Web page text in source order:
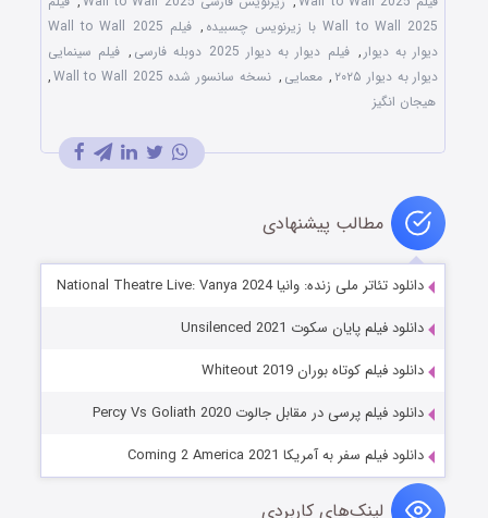
Wall to Wall 2025 با زیرنویس چسبیده
,
فیلم Wall to Wall 2025
دیوار به دیوار , فیلم دیوار به دیوار 2025 دوبله فارسی , فیلم سینمایی
دیوار به دیوار ۲۰۲۵
, معمایی , نسخه سانسور شده Wall to Wall 2025
,
هیجان انگیز
مطالب پیشنهادی
دانلود تئاتر ملی زنده: وانیا National Theatre Live: Vanya 2024
دانلود فیلم پایان سکوت Unsilenced 2021
دانلود فیلم کوتاه بوران Whiteout 2019
دانلود فیلم پرسی در مقابل جالوت Percy Vs Goliath 2020
دانلود فیلم سفر به آمریکا Coming 2 America 2021
لینک‌های کاربردی